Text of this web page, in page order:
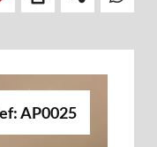
AP0025